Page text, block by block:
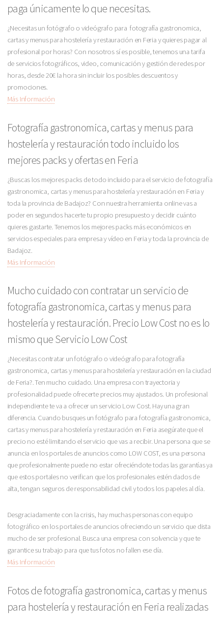
paga únicamente lo que necesitas.
¿Necesitas un fotógrafo o videógrafo para fotografía gastronomica,
cartas y menus para hostelería y restauración en Feria y quieres pagar al
profesional por horas? Con nosotros sí es posible, tenemos una tarifa
de servicios fotográficos, video, comunicación y gestión de redes por
horas, desde 20€ la hora sin incluir los posibles descuentos y
promociones.
Más Información
Fotografía gastronomica, cartas y menus para
hostelería y restauración todo incluido los
mejores packs y ofertas en Feria
¿Buscas los mejores packs de todo incluido para el servicio de fotografía
gastronomica, cartas y menus para hostelería y restauración en Feria y
toda la provincia de Badajoz? Con nuestra herramienta online vas a
poder en segundos hacerte tu propio presupuesto y decidir cuánto
quieres gastarte. Tenemos los mejores packs más económicos en
servicios especiales para empresa y vídeo en Feria y toda la provincia de
Badajoz.
Más Información
Mucho cuidado con contratar un servicio de
fotografía gastronomica, cartas y menus para
hostelería y restauración. Precio Low Cost no es lo
mismo que Servicio Low Cost
¿Necesitas contratar un fotógrafo o videógrafo para fotografía
gastronomica, cartas y menus para hostelería y restauración en la ciudad
de Feria?. Ten mucho cuidado. Una empresa con trayectoria y
profesionalidad puede ofrecerte precios muy ajustados. Un profesional
independiente te va a ofrecer un servicio Low Cost. Hay una gran
diferencia. Cuando busques un fotógrafo para fotografía gastronomica,
cartas y menus para hostelería y restauración en Feria asegúrate que el
precio no esté limitando el servicio que vas a recibir. Una persona que se
anuncia en los portales de anuncios como LOW COST, es una persona
que profesionalmente puede no estar ofreciéndote todas las garantías ya
que estos portales no verifican que los profesionales estén dados de
alta, tengan seguros de responsabilidad civil y todos los papeles al día.
Desgraciadamente con la crisis, hay muchas personas con equipo
fotográfico en los portales de anuncios ofreciendo un servicio que dista
mucho de ser profesional. Busca una empresa con solvencia y que te
garantice su trabajo para que tus fotos no fallen ese día.
Más Información
Fotos de fotografía gastronomica, cartas y menus
para hostelería y restauración en Feria realizadas